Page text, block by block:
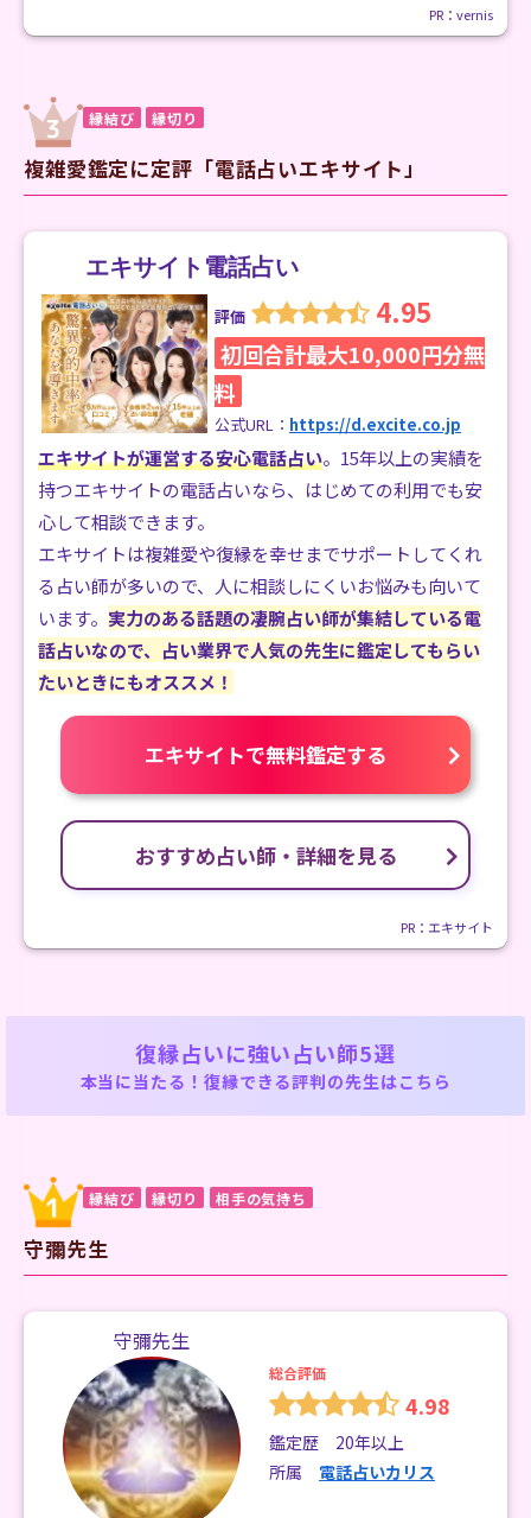
PR：vernis
縁結び 縁切り
複雑愛鑑定に定評「電話占いエキサイト」
エキサイト電話占い
評価 4.95
初回合計最大10,000円分無
料
公式URL： https://d.excite.co.jp
エキサイトが運営する安心電話占い。15年以上の実績を
持つエキサイトの電話占いなら、はじめての利用でも安
心して相談できます。
エキサイトは複雑愛や復縁を幸せまでサポートしてくれ
る占い師が多いので、人に相談しにくいお悩みも向いて
います。 実力のある話題の凄腕占い師が集結している電
話占いなので、占い業界で人気の先生に鑑定してもらい
たいときにもオススメ！
エキサイトで無料鑑定する
おすすめ占い師・詳細を見る
PR：エキサイト
復縁占いに強い占い師5選
本当に当たる！復縁できる評判の先生はこちら
縁結び 縁切り 相手の気持ち
守彌先生
守彌先生
総合評価
4.98
鑑定歴 20年以上
所属 電話占いカリス